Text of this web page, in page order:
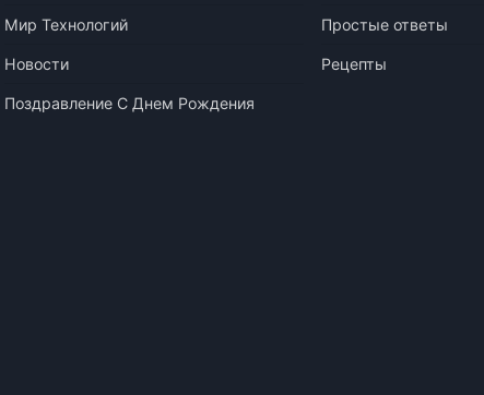
Мир Технологий
Новости
Поздравление С Днем Рождения
Простые ответы
Рецепты